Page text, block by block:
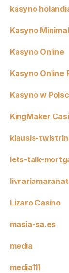
kasyno
Kasyno
Kasyno Online
Kasyno Online
Kasyno w
KingMaker
klausis-
lets-talk-
Lizaro Casino
masia-sa.es
media
media111